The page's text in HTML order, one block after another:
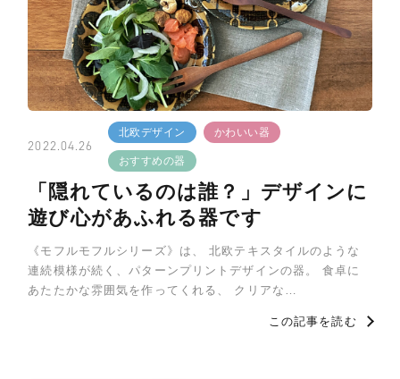
2022.04.26
北欧デザイン かわいい器
おすすめの器
「隠れているのは誰？」デザインに
遊び心があふれる器です
《モフルモフルシリーズ》は、 北欧テキスタイルのような
連続模様が続く、パターンプリントデザインの器。 食卓に
あたたかな雰囲気を作ってくれる、 クリアな…
この記事を読む